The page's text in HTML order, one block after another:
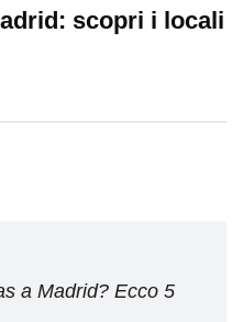
scopri i locali
a Madrid? Ecco 5